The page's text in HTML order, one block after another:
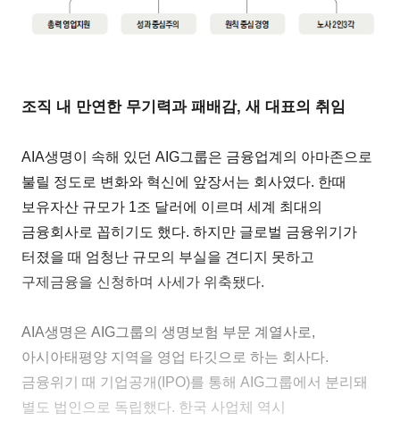
조직 내 만연한 무기력과 패배감, 새 대표의 취임
AIA생명이 속해 있던 AIG그룹은 금융업계의 아마존으로
불릴 정도로 변화와 혁신에 앞장서는 회사였다. 한때
보유자산 규모가 1조 달러에 이르며 세계 최대의
금융회사로 꼽히기도 했다. 하지만 글로벌 금융위기가
터졌을 때 엄청난 규모의 부실을 견디지 못하고
구제금융을 신청하며 사세가 위축됐다.
AIA생명은 AIG그룹의 생명보험 부문 계열사로,
아시아태평양 지역을 영업 타깃으로 하는 회사다.
금융위기 때 기업공개(IPO)를 통해 AIG그룹에서 분리돼
별도 법인으로 독립했다. 한국 사업체 역시